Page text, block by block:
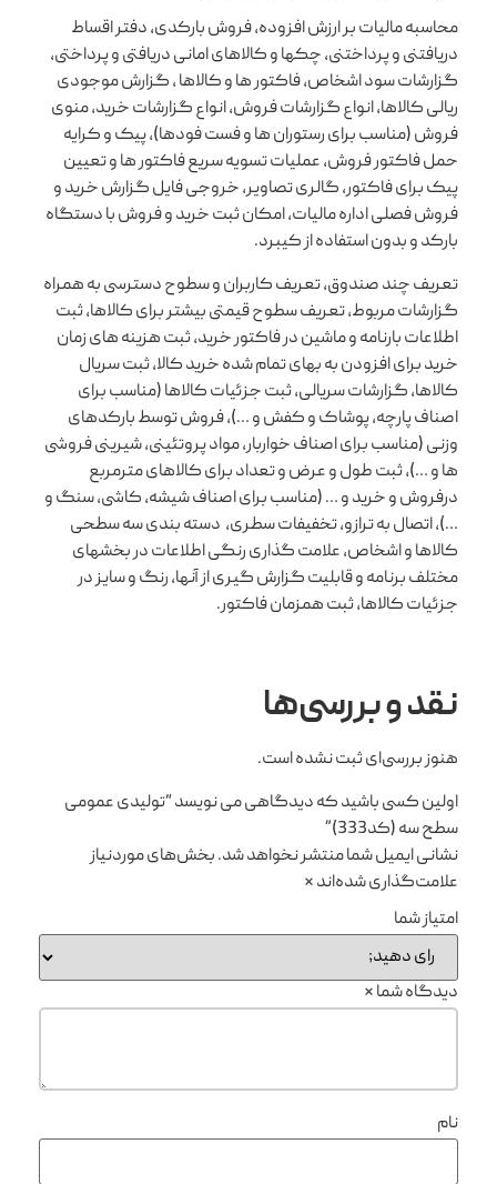
محاسبه مالیات بر ارزش افزوده، فروش بارکدی، دفتر اقساط
دریافتنی و پرداختنی، چکها و کالاهای امانی دریافتی و پرداختی،
گزارشات سود اشخاص، فاکتور ها و کالاها ، گزارش موجودی
ریالی کالاها، انواع گزارشات فروش، انواع گزارشات خرید، منوی
فروش (مناسب برای رستوران ها و فست فودها)، پیک و کرایه
حمل فاکتور فروش، عملیات تسویه سریع فاکتور ها و تعیین
پیک برای فاکتور، گالری تصاویر، خروجی فایل گزارش خرید و
فروش فصلی اداره مالیات، امکان ثبت خرید و فروش با دستگاه
بارکد و بدون استفاده از کیبرد.
تعریف چند صندوق، تعریف کاربران و سطوح دسترسی به همراه
گزارشات مربوط، تعریف سطوح قیمتی بیشتر برای کالاها، ثبت
اطلاعات بارنامه و ماشین در فاکتور خرید، ثبت هزینه های زمان
خرید برای افزودن به بهای تمام شده خرید کالا، ثبت سریال
کالاها، گزارشات سریالی، ثبت جزئیات کالاها (مناسب برای
اصناف پارچه، پوشاک و کفش و …)، فروش توسط بارکدهای
وزنی (مناسب برای اصناف خواربار، مواد پروتئینی، شیرینی فروشی
ها و …)، ثبت طول و عرض و تعداد برای کالاهای مترمربع
درفروش و خرید و … (مناسب برای اصناف شیشه، کاشی، سنگ و
…)، اتصال به ترازو، تخفیفات سطری، دسته بندی سه سطحی
کالاها و اشخاص، علامت گذاری رنگی اطلاعات در بخشهای
مختلف برنامه و قابلیت گزارش گیری از آنها، رنگ و سایز در
جزئیات کالاها، ثبت همزمان فاکتور.
نقد و بررسی‌ها
هنوز بررسی‌ای ثبت نشده است.
اولین کسی باشید که دیدگاهی می نویسد “تولیدی عمومی
سطح سه (کد333)”
نشانی ایمیل شما منتشر نخواهد شد.بخش‌های موردنیاز
علامت‌گذاری شده‌اند*
امتیاز شما
دیدگاه شما*
نام